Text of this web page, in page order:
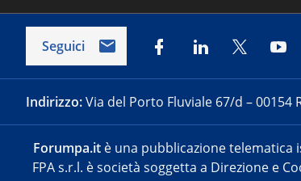
Seguici
Indirizzo:Via del Porto Fluviale 67/d – 00154
Forumpa.it è una pubblicazione telematica
FPA s.r.l. è società soggetta a Direzione e